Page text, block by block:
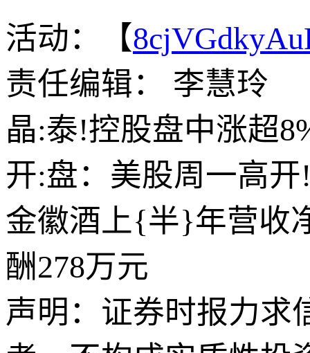
活动：【
责任编辑： 李慧玲
晶:泰!控股盘中涨超
开:盘：美股周一高
金徽酒上{半}年营收
酬278万元
声明：证券时报力求